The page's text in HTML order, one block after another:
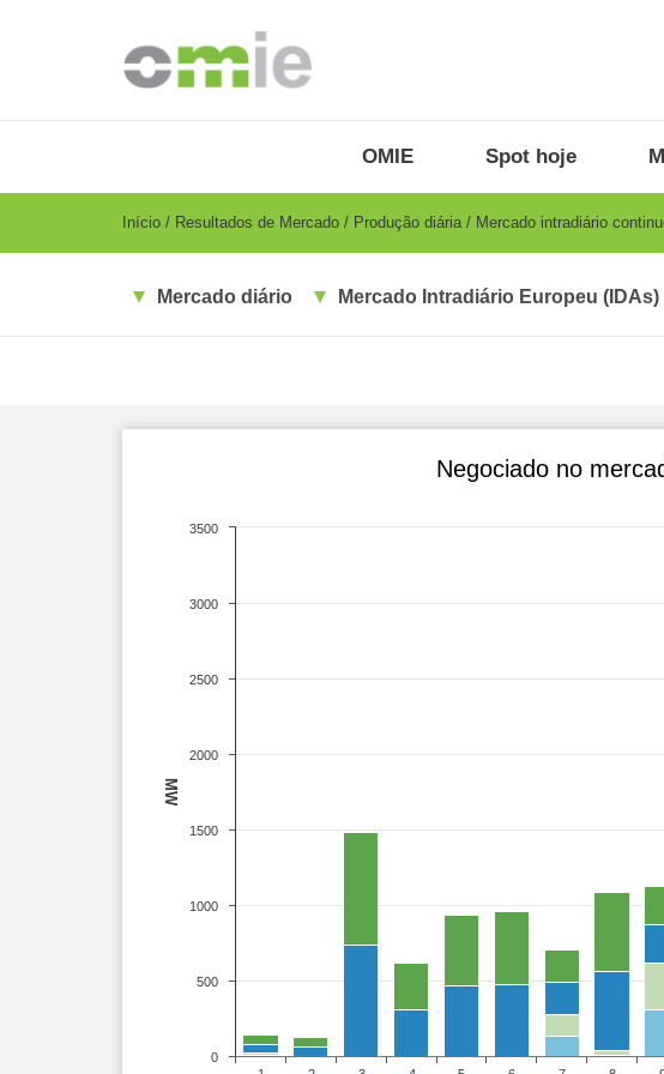
PT
OMIE Spot hoje
Breadcrumb
Início Resultados de Mercado Produção diária Mercado intradiário
Mercado diário Mercado Intradiário Europeu (IDAs)
MW
Negociado no
0
500
1000
1500
2000
2500
3000
3500